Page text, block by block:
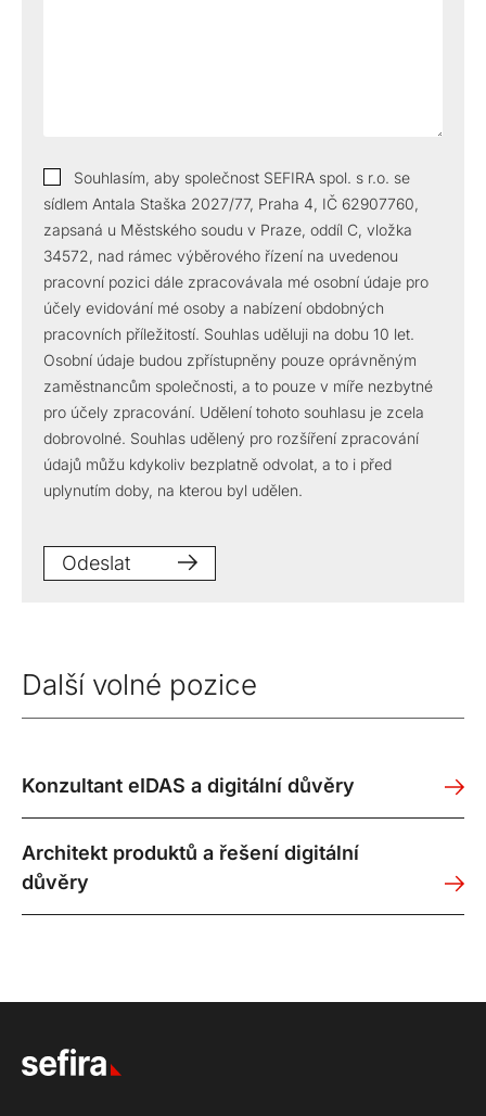
Souhlasím, aby společnost SEFIRA spol. s r.o. se
sídlem Antala Staška 2027/77, Praha 4, IČ 62907760,
zapsaná u Městského soudu v Praze, oddíl C, vložka
34572, nad rámec výběrového řízení na uvedenou
pracovní pozici dále zpracovávala mé osobní údaje pro
účely evidování mé osoby a nabízení obdobných
pracovních příležitostí. Souhlas uděluji na dobu 10 let.
Osobní údaje budou zpřístupněny pouze oprávněným
zaměstnancům společnosti, a to pouze v míře nezbytné
pro účely zpracování. Udělení tohoto souhlasu je zcela
dobrovolné. Souhlas udělený pro rozšíření zpracování
údajů můžu kdykoliv bezplatně odvolat, a to i před
uplynutím doby, na kterou byl udělen.
Odeslat
Další volné pozice
Konzultant eIDAS a digitální důvěry
Architekt produktů a řešení digitální
důvěry